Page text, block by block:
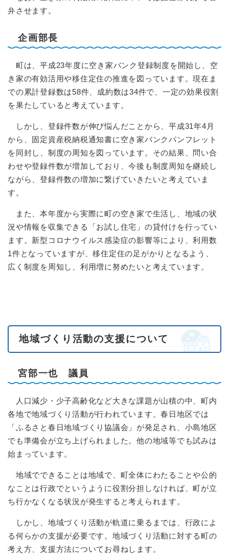
弁させます。
企画部長
町は、平成23年度に空き家バンク登録制度を開始し、空
き家の有効活用や移住定住の推進を図っています。現在ま
での累計登録数は58件、成約数は34件で、一定の効果役割
を果たしていると考えています。
しかし、登録件数が伸び悩んだことから、平成31年4月
から、固定資産税納税通知書に空き家バンクパンフレット
を同封し、制度の周知を図っています。その結果、問い合
わせや登録件数が増加しており、今後も制度周知を継続し
ながら、登録件数の増加に繋げていきたいと考えていま
す。
また、本年度から実際に町の空き家で生活し、地域の状
況や情報を収集できる「お試し住宅」の貸付けを行ってい
ます。新型コロナウイルス感染症の影響等により、利用数
1件となっていますが、移住定住の足がかりとなるよう、
広く制度を周知し、利用増に努めたいと考えています。
地域づくり活動の支援について
宮部一也 議員
人口減少・少子高齢化など大きな課題が山積の中、町内
各地で地域づくり活動が行われています。春日地区では
「ふるさと春日地域づくり協議会」が発足され、小島地区
でも準備会が立ち上げられました。他の地域等でも試みは
始まっています。
地域でできることは地域で、町全体にわたることや公的
なことは行政でというように役割分担しなければ、町が立
ち行かなくなる状況が発生すると考えられます。
しかし、地域づくり活動が軌道に乗るまでは、行政によ
る何らかの支援が必要です。地域づくり活動に対する町の
考え方、支援方法についてお尋ねします。